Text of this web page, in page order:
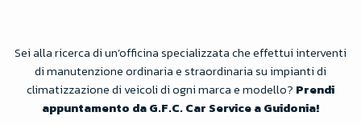
Sei alla ricerca di un’officina specializzata che effettui interventi
di manutenzione ordinaria e straordinaria su impianti di
climatizzazione di veicoli di ogni marca e modello? Prendi
appuntamento da G.F.C. Car Service a Guidonia!